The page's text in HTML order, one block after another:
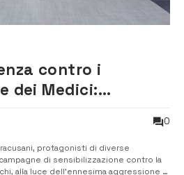
contro i
dei Medici:
0
protagonisti di diverse
di sensibilizzazione contro la
alla luce dell’ennesima aggressione di